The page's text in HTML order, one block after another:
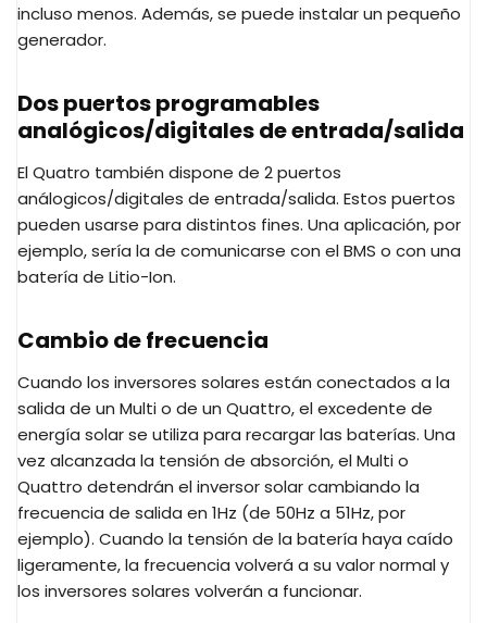
incluso menos. Además, se puede instalar un pequeño
generador.
Dos puertos programables
analógicos/digitales de entrada/salida
El Quatro también dispone de 2 puertos
análogicos/digitales de entrada/salida. Estos puertos
pueden usarse para distintos fines. Una aplicación, por
ejemplo, sería la de comunicarse con el BMS o con una
batería de Litio-Ion.
Cambio de frecuencia
Cuando los inversores solares están conectados a la
salida de un Multi o de un Quattro, el excedente de
energía solar se utiliza para recargar las baterías. Una
vez alcanzada la tensión de absorción, el Multi o
Quattro detendrán el inversor solar cambiando la
frecuencia de salida en 1Hz (de 50Hz a 51Hz, por
ejemplo). Cuando la tensión de la batería haya caído
ligeramente, la frecuencia volverá a su valor normal y
los inversores solares volverán a funcionar.